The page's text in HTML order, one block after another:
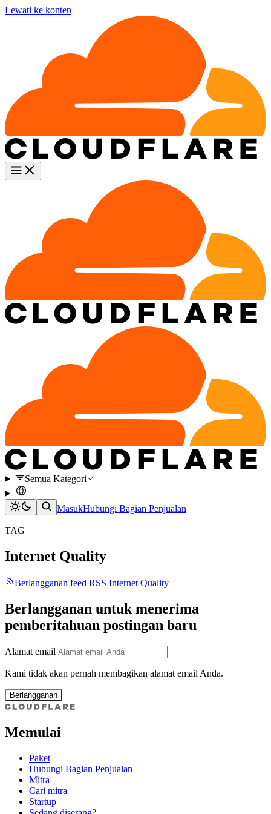
Lewati ke konten
Semua Kategori
MasukHubungi Bagian Penjualan
TAG
Internet Quality
Berlangganan feed RSS Internet Quality
Berlangganan untuk menerima
pemberitahuan postingan baru
Alamat email
Kami tidak akan pernah membagikan alamat email Anda.
Berlangganan
Memulai
Paket
Hubungi Bagian Penjualan
Mitra
Cari mitra
Startup